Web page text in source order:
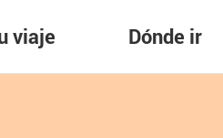
viaje Dónde ir